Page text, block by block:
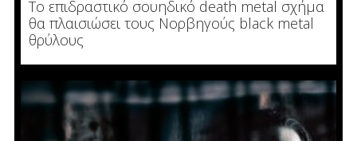
Το επιδραστικό σουηδικό death metal σχήμα
θα πλαισιώσει τους Νορβηγούς black metal
θρύλους